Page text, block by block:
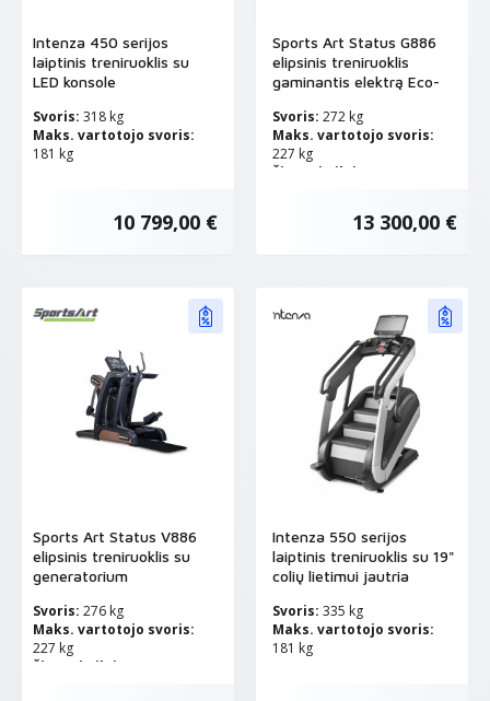
Intenza 450 serijos
laiptinis treniruoklis su
LED konsole
Svoris: 318 kg
Maks. vartotojo svoris:
181 kg
10 799,00 €
Sports Art Status G886
elipsinis treniruoklis
gaminantis elektrą Eco-
Svoris: 272 kg
Maks. vartotojo svoris:
227 kg
Žingsnio ilgis:
13 300,00 €
Sports Art Status V886
elipsinis treniruoklis su
generatorium
Svoris: 276 kg
Maks. vartotojo svoris:
227 kg
Žingsnio ilgis:
Intenza 550 serijos
laiptinis treniruoklis su 19"
colių lietimui jautria
Svoris: 335 kg
Maks. vartotojo svoris:
181 kg